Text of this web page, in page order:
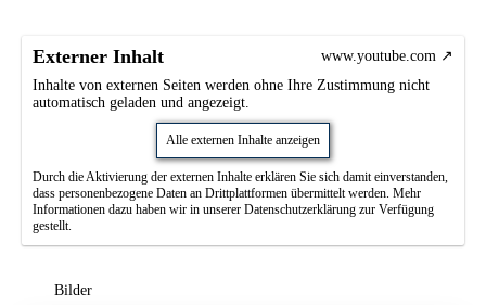
Externer Inhalt
www.youtube.com
Inhalte von externen Seiten werden ohne Ihre Zustimmung nicht
automatisch geladen und angezeigt.
Alle externen Inhalte anzeigen
Durch die Aktivierung der externen Inhalte erklären Sie sich damit einverstanden,
dass personenbezogene Daten an Drittplattformen übermittelt werden. Mehr
Informationen dazu haben wir in unserer Datenschutzerklärung zur Verfügung
gestellt.
Bilder